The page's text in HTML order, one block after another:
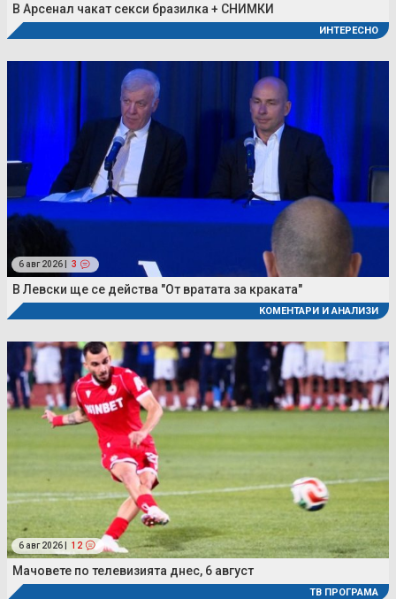
В Арсенал чакат секси бразилка + СНИМКИ
ИНТЕРЕСНО
6 авг 2026 | 3
В Левски ще се действа "От вратата за краката"
КОМЕНТАРИ И АНАЛИЗИ
6 авг 2026 | 12
Мачовете по телевизията днес, 6 август
ТВ ПРОГРАМА